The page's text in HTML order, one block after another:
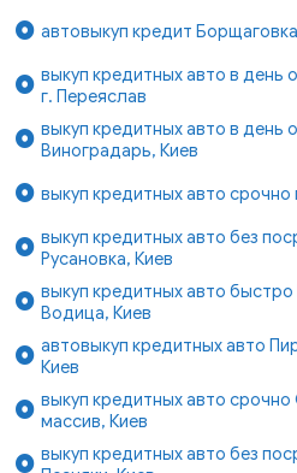
автовыкуп кредит
выкуп кредитных авто в день
г. Переяслав
выкуп кредитных авто в день
Виноградарь, Киев
выкуп кредитных авто срочно
выкуп кредитных авто без
Русановка, Киев
выкуп кредитных авто
Водица, Киев
автовыкуп кредитных авто
Киев
выкуп кредитных авто
массив, Киев
выкуп кредитных авто без